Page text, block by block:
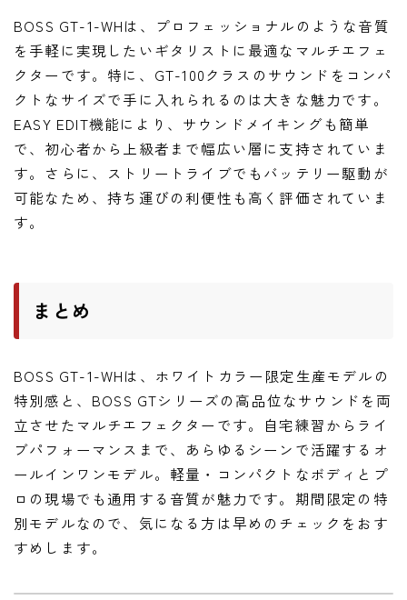
BOSS GT-1-WHは、プロフェッショナルのような音質
を手軽に実現したいギタリストに最適なマルチエフェ
クターです。特に、GT-100クラスのサウンドをコンパ
クトなサイズで手に入れられるのは大きな魅力です。
EASY EDIT機能により、サウンドメイキングも簡単
で、初心者から上級者まで幅広い層に支持されていま
す。さらに、ストリートライブでもバッテリー駆動が
可能なため、持ち運びの利便性も高く評価されていま
す。
まとめ
BOSS GT-1-WHは、ホワイトカラー限定生産モデルの
特別感と、BOSS GTシリーズの高品位なサウンドを両
立させたマルチエフェクターです。自宅練習からライ
ブパフォーマンスまで、あらゆるシーンで活躍するオ
ールインワンモデル。軽量・コンパクトなボディとプ
ロの現場でも通用する音質が魅力です。期間限定の特
別モデルなので、気になる方は早めのチェックをおす
すめします。